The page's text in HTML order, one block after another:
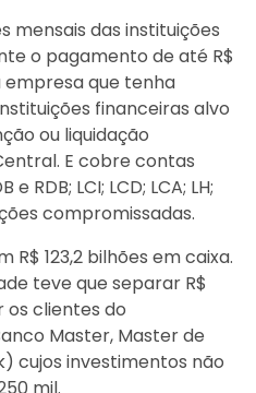
mensais das instituições
o pagamento de até R$
empresa que tenha
financeiras alvo
ou liquidação
E cobre contas
RDB; LCI; LCD; LCA; LH;
compromissadas.
R$ 123,2 bilhões em caixa.
teve que separar R$
os clientes do
Master, Master de
cujos investimentos não
mil.